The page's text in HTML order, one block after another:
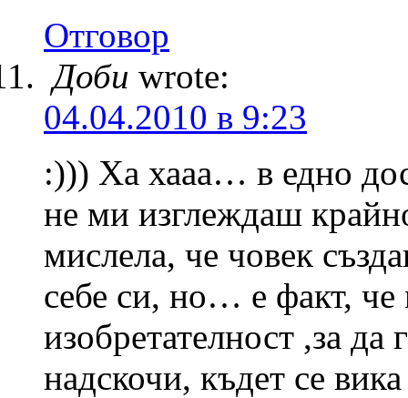
Отговор
Доби wrote:
04.04.2010 в 9:23
:))) Ха хааа… в едно
не ми изглеждаш
мислела, че човек
себе си, но… е факт, че
изобретателност ,за да
надскочи, къдет се